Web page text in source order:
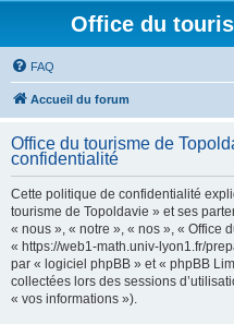
Office du
FAQ
Accueil du forum
Office du tourisme de
confidentialité
Cette politique de confidentialité
tourisme de Topoldavie » et ses
« nous », « notre », « nos », « Office
« https://web1-math.univ-lyon1.fr/
par « logiciel phpBB » et « phpBB
collectées lors des sessions
« vos informations »).